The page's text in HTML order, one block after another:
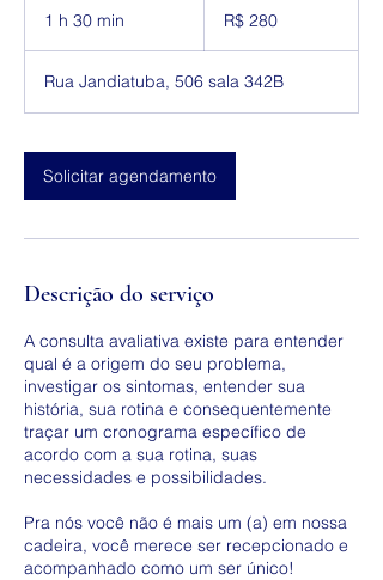
1 h 30 min
m
i
brasileiros
R$ 280
Rua Jandiatuba, 506 sala 342B
Solicitar agendamento
Descrição do serviço
A consulta avaliativa existe para entender
qual é a origem do seu problema,
investigar os sintomas, entender sua
história, sua rotina e consequentemente
traçar um cronograma específico de
acordo com a sua rotina, suas
necessidades e possibilidades.
Pra nós você não é mais um (a) em nossa
cadeira, você merece ser recepcionado e
acompanhado como um ser único!